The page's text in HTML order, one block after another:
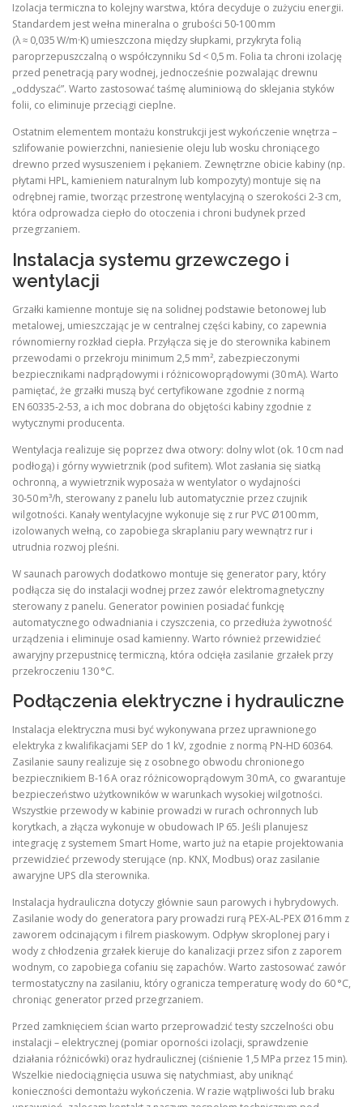
Izolacja termiczna to kolejny warstwa, która decyduje o zużyciu energii.
Standardem jest wełna mineralna o grubości 50‑100 mm
(λ ≈ 0,035 W/m·K) umieszczona między słupkami, przykryta folią
paroprzepuszczalną o współczynniku Sd < 0,5 m. Folia ta chroni izolację
przed penetracją pary wodnej, jednocześnie pozwalając drewnu
„oddyszać”. Warto zastosować taśmę aluminiową do sklejania styków
folii, co eliminuje przeciągi cieplne.
Ostatnim elementem montażu konstrukcji jest wykończenie wnętrza –
szlifowanie powierzchni, naniesienie oleju lub wosku chroniącego
drewno przed wysuszeniem i pękaniem. Zewnętrzne obicie kabiny (np.
płytami HPL, kamieniem naturalnym lub kompozyty) montuje się na
odrębnej ramie, tworząc przestronę wentylacyjną o szerokości 2‑3 cm,
która odprowadza ciepło do otoczenia i chroni budynek przed
przegrzaniem.
Instalacja systemu grzewczego i
wentylacji
Grzałki kamienne montuje się na solidnej podstawie betonowej lub
metalowej, umieszczając je w centralnej części kabiny, co zapewnia
równomierny rozkład ciepła. Przyłącza się je do sterownika kabinem
przewodami o przekroju minimum 2,5 mm², zabezpieczonymi
bezpiecznikami nadprądowymi i różnicowoprądowymi (30 mA). Warto
pamiętać, że grzałki muszą być certyfikowane zgodnie z normą
EN 60335‑2‑53, a ich moc dobrana do objętości kabiny zgodnie z
wytycznymi producenta.
Wentylacja realizuje się poprzez dwa otwory: dolny wlot (ok. 10 cm nad
podłogą) i górny wywietrznik (pod sufitem). Wlot zasłania się siatką
ochronną, a wywietrznik wyposaża w wentylator o wydajności
30‑50 m³/h, sterowany z panelu lub automatycznie przez czujnik
wilgotności. Kanały wentylacyjne wykonuje się z rur PVC Ø100 mm,
izolowanych wełną, co zapobiega skraplaniu pary wewnątrz rur i
utrudnia rozwoj pleśni.
W saunach parowych dodatkowo montuje się generator pary, który
podłącza się do instalacji wodnej przez zawór elektromagnetyczny
sterowany z panelu. Generator powinien posiadać funkcję
automatycznego odwadniania i czyszczenia, co przedłuża żywotność
urządzenia i eliminuje osad kamienny. Warto również przewidzieć
awaryjny przepustnicę termiczną, która odcięła zasilanie grzałek przy
przekroczeniu 130 °C.
Podłączenia elektryczne i hydrauliczne
Instalacja elektryczna musi być wykonywana przez uprawnionego
elektryka z kwalifikacjami SEP do 1 kV, zgodnie z normą PN‑HD 60364.
Zasilanie sauny realizuje się z osobnego obwodu chronionego
bezpiecznikiem B‑16 A oraz różnicowoprądowym 30 mA, co gwarantuje
bezpieczeństwo użytkowników w warunkach wysokiej wilgotności.
Wszystkie przewody w kabinie prowadzi w rurach ochronnych lub
korytkach, a złącza wykonuje w obudowach IP 65. Jeśli planujesz
integrację z systemem Smart Home, warto już na etapie projektowania
przewidzieć przewody sterujące (np. KNX, Modbus) oraz zasilanie
awaryjne UPS dla sterownika.
Instalacja hydrauliczna dotyczy głównie saun parowych i hybrydowych.
Zasilanie wody do generatora pary prowadzi rurą PEX‑AL‑PEX Ø16 mm z
zaworem odcinającym i filrem piaskowym. Odpływ skroplonej pary i
wody z chłodzenia grzałek kieruje do kanalizacji przez sifon z zaporem
wodnym, co zapobiega cofaniu się zapachów. Warto zastosować zawór
termostatyczny na zasilaniu, który ogranicza temperaturę wody do 60 °C,
chroniąc generator przed przegrzaniem.
Przed zamknięciem ścian warto przeprowadzić testy szczelności obu
instalacji – elektrycznej (pomiar oporności izolacji, sprawdzenie
działania różnicówki) oraz hydraulicznej (ciśnienie 1,5 MPa przez 15 min).
Wszelkie niedociągnięcia usuwa się natychmiast, aby uniknąć
konieczności demontażu wykończenia. W razie wątpliwości lub braku